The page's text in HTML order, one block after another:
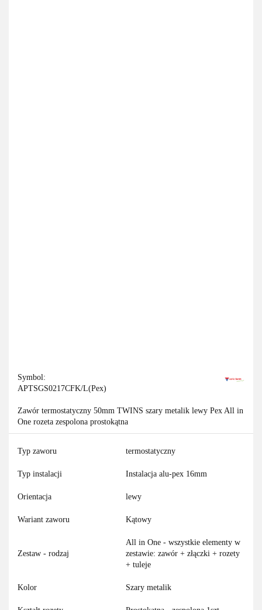
Symbol:
APTSGS0217CFK/L(Pex)
Zawór termostatyczny 50mm TWINS szary metalik lewy Pex All in
One rozeta zespolona prostokątna
Typ zaworu termostatyczny
Typ instalacji Instalacja alu-pex 16mm
Orientacja lewy
Wariant zaworu Kątowy
Zestaw - rodzaj
All in One - wszystkie elementy w
zestawie: zawór + złączki + rozety
+ tuleje
Kolor Szary metalik